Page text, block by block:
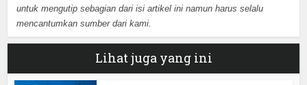
untuk mengutip sebagian dari isi artikel ini namun harus selalu
mencantumkan sumber dari kami.
Lihat juga yang ini